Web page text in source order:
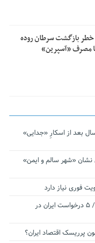
بازگشت سرطان روده
مصرف «آسپرین»
همچنان در آیینه است/ ۱۴ سال بعد از اسکارِ «جدایی»
«شهر سالم و ایمن»
فوری نیاز دارد
اقتدار ناوگروه ۱۰۳ در مأموریت‌ اقیانوسی/ ۵ درخواست ایران در
پرریسک اقتصاد ایران؟